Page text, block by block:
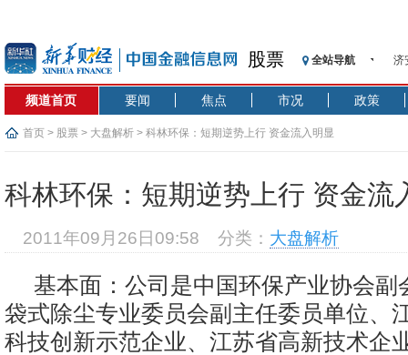
股票 全站导航
济
济
频道首页 要闻 焦点 市况 政策
首页 > 股票 > 大盘解析 > 科林环保：短期逆势上行 资金流入明显
科林环保：短期逆势上行 资金流
2011年09月26日09:58 分类： 大盘解析
基本面：公司是中国环保产业协会副
袋式除尘专业委员会副主任委员单位、
科技创新示范企业、江苏省高新技术企